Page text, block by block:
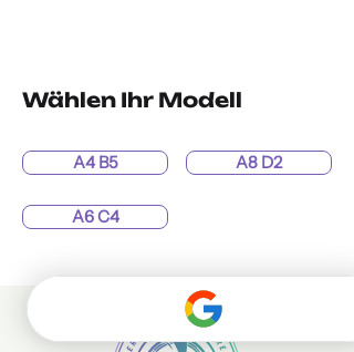
Wählen Ihr Modell
A4 B5
A6 C4
A8 D2